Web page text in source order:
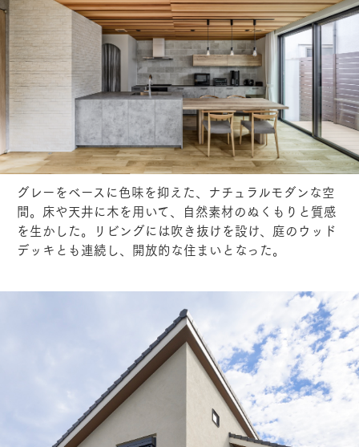
グレーをベースに色味を抑えた、ナチュラルモダンな空
間。床や天井に木を用いて、自然素材のぬくもりと質感
を生かした。リビングには吹き抜けを設け、庭のウッド
デッキとも連続し、開放的な住まいとなった。